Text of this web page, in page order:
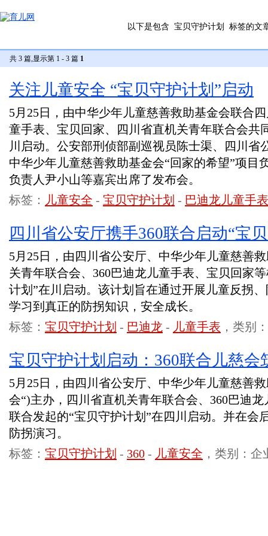
以下是包含 宝贝守护计划 标签的文
共 3 篇,显示第 1 - 3 篇 1
关注儿童安全 “宝贝守护计划”启动
5月25日，由中华少年儿童慈善救助基金会联合
童手表、宝贝回家、四川省直机关青年联合会共
川启动。公安部刑侦部副巡视员陈士渠、四川省
中华少年儿童慈善救助基金会“回家的希望”项目
负责人尹小山等嘉宾出席了发布会。
标签： 儿童安全 - 宝贝守护计划 - 巴迪龙儿童手表
四川省公安厅携手360联合启动“宝
5月25日，由四川省公安厅、中华少年儿童慈善
关青年联合会、360巴迪龙儿童手表、宝贝回家
计划”在川启动。该计划旨在通过开展儿童反拐
学习到真正的防拐知识，安全成长。
标签： 宝贝守护计划 - 巴迪龙 - 儿童手表 ，类别
宝贝守护计划启动：360联合儿慈会
5月25日，由四川省公安厅、中华少年儿童慈善
会“)主办，四川省直机关青年联合会、360巴迪
联合发起的“宝贝守护计划”在四川启动。并在会
防拐演习。
标签： 宝贝守护计划 - 360 - 儿童安全 ，类别：企